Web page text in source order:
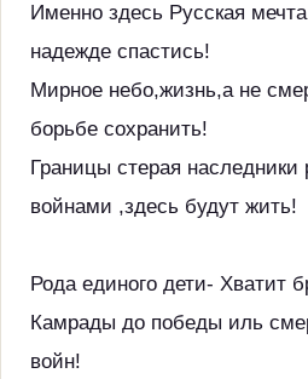
Именно здесь Русская
надежде спастись!
Мирное небо,жизнь,а не
борьбе сохранить!
Границы стерая
войнами ,здесь будут жить!
Рода единого дети- Хватит
Камрады до победы иль
войн!